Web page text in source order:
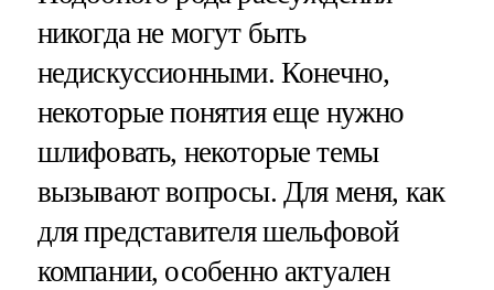
никогда не могут быть
недискуссионными. Конечно,
некоторые понятия еще нужно
шлифовать, некоторые темы
вызывают вопросы. Для меня, как
для представителя шельфовой
компании, особенно актуален